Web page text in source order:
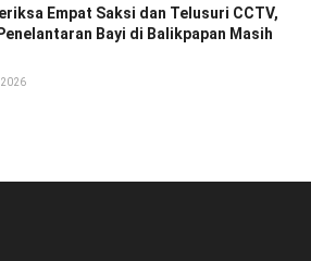
Empat Saksi dan Telusuri CCTV,
Bayi di Balikpapan Masih
2026